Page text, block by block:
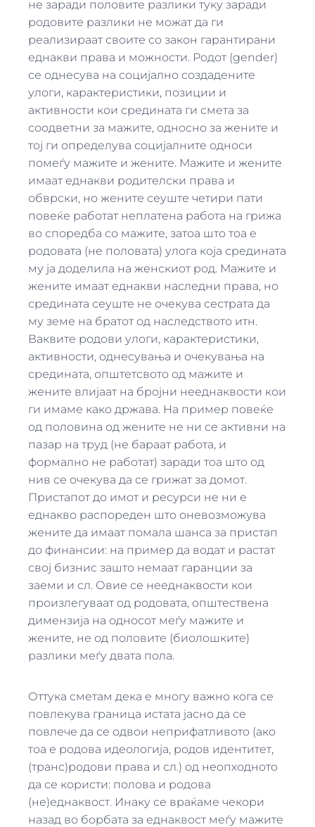
не заради половите разлики туку заради
родовите разлики не можат да ги
реализираат своите со закон гарантирани
еднакви права и можности. Родот (gender)
се однесува на социјално создадените
улоги, карактеристики, позиции и
активности кои средината ги смета за
соодветни за мажите, односно за жените и
тој ги определува социјалните односи
помеѓу мажите и жените. Мажите и жените
имаат еднакви родителски права и
обврски, но жените сеуште четири пати
повеќе работат неплатена работа на грижа
во споредба со мажите, затоа што тоа е
родовата (не половата) улога која средината
му ја доделила на женскиот род. Мажите и
жените имаат еднакви наследни права, но
средината сеуште не очекува сестрата да
му земе на братот од наследството итн.
Ваквите родови улоги, карактеристики,
активности, однесувања и очекувања на
средината, општетсвото од мажите и
жените влијаат на бројни нееднаквости кои
ги имаме како држава. На пример повеќе
од половина од жените не ни се активни на
пазар на труд (не бараат работа, и
формално не работат) заради тоа што од
нив се очекува да се грижат за домот.
Пристапот до имот и ресурси не ни е
еднакво распореден што оневозможува
жените да имаат помала шанса за пристап
до финансии: на пример да водат и растат
свој бизнис зашто немаат гаранции за
заеми и сл. Овие се нееднаквости кои
произлегуваат од родовата, општествена
димензија на односот меѓу мажите и
жените, не од половите (биолошките)
разлики меѓу двата пола.
Оттука сметам дека е многу важно кога се
повлекува граница истата јасно да се
повлече да се одвои неприфатливото (ако
тоа е родова идеологија, родов идентитет,
(транс)родови права и сл.) од неопходното
да се користи: полова и родова
(не)еднаквост. Инаку се враќаме чекори
назад во борбата за еднаквост меѓу мажите